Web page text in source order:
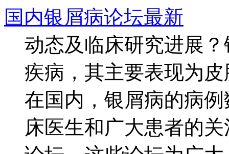
国内银屑病论坛最新
动态及临床研究进展
疾病，其主要表现为
在国内，银屑病的病
床医生和广大患者的